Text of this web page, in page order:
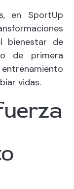
en SportUp
bienestar de
de primera
vidas.